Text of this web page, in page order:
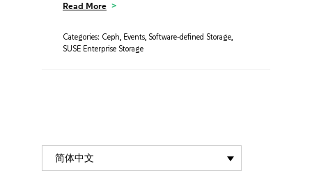
Read More
Categories: Ceph, Events, Software-defined Storage,
SUSE Enterprise Storage
简体中文